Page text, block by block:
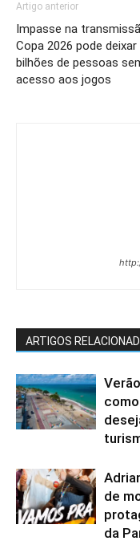
Artigo anterior
Impasse na
Copa 2026 pode deixar
bilhões de pessoas
acesso aos jogos
ARTIGOS
de
da